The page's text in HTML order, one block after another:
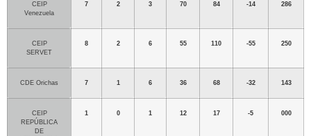
CEIP
Venezuela
7 2 3 70 84 -14 286
CEIP
SERVET
8 2 6 55 110 -55 250
CDE Orichas 7 1 6 36 68 -32 143
CEIP
REPÚBLICA
DE
1 0 1 12 17 -5 000